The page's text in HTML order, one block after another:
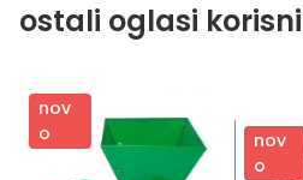
ostali oglasi
nov
o
nov
o